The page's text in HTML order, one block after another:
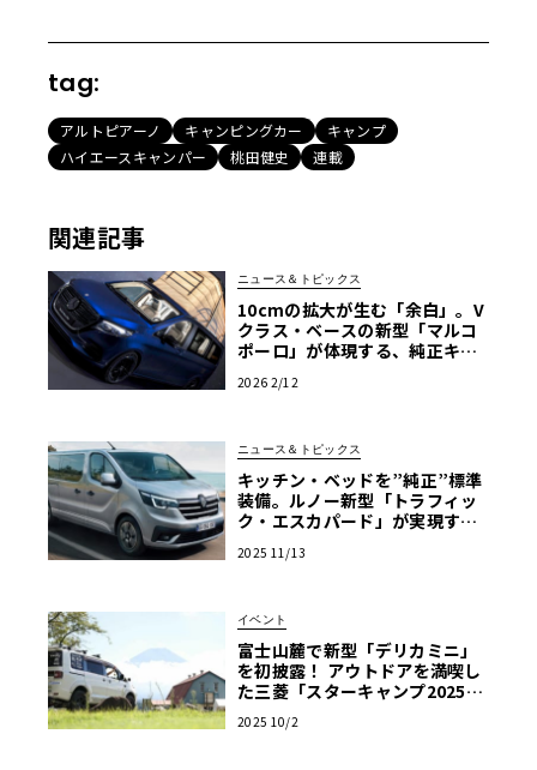
tag:
アルトピアーノ キャンピングカー
キャンプ
ハイエースキャンパー
桃田健史 連載
関連記事
ニュース＆トピックス
10cmの拡大が生む「余白」。V
クラス・ベースの新型「マルコ
ポーロ」が体現する、純正キャ
2026 2/12
ニュース＆トピックス
キッチン・ベッドを”純正”標準
装備。ルノー新型「トラフィッ
ク・エスカパード」が実現する
州発表】
2025 11/13
イベント
富士山麓で新型「デリカミニ」
を初披露！ アウトドアを満喫し
た三菱「スターキャンプ2025」
2025 10/2